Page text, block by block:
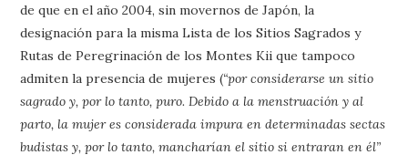
de que en el año 2004, sin movernos de Japón, la
designación para la misma Lista de los Sitios Sagrados y
Rutas de Peregrinación de los Montes Kii que tampoco
admiten la presencia de mujeres (“por considerarse un sitio
sagrado y, por lo tanto, puro. Debido a la menstruación y al
parto, la mujer es considerada impura en determinadas sectas
budistas y, por lo tanto, mancharían el sitio si entraran en él”